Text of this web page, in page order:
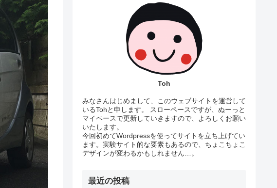
Toh
みなさんはじめまして、このウェブサイトを運営して
いるTohと申します。 スローペースですが、ぬーっと
マイペースで更新していきますので、よろしくお願い
いたします。
今回初めてWordpressを使ってサイトを立ち上げてい
ます。実験サイト的な要素もあるので、ちょこちょこ
デザインが変わるかもしれません…。
最近の投稿